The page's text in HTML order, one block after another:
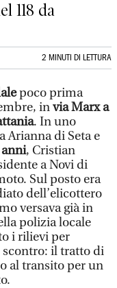
118 da
2 MINUTI DI LETTURA
poco prima
invia Marx a
. In uno
Arianna di Seta e
, Cristian
a Novi di
Sul posto era
dell’elicottero
versava già in
polizia locale
i rilievi per
scontro: il tratto di
al transito per un